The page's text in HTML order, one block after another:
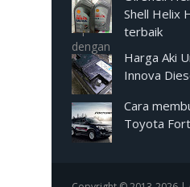
Shell Helix
terbaik
Harga Aki
Innova
Cara
Toyota